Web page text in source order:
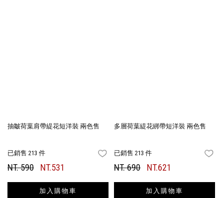
抽皺荷葉肩帶緹花短洋裝 兩色售
已銷售 213 件 FAVORITES
NT. 590 NT.531
加入購物車
多層荷葉緹花綁帶短洋裝 兩色售
已銷售 213 件
NT. 690 NT.621
加入購物車